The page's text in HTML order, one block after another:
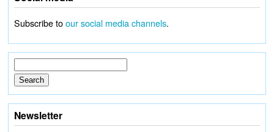
Subscribe toour social media channels.
Newsletter